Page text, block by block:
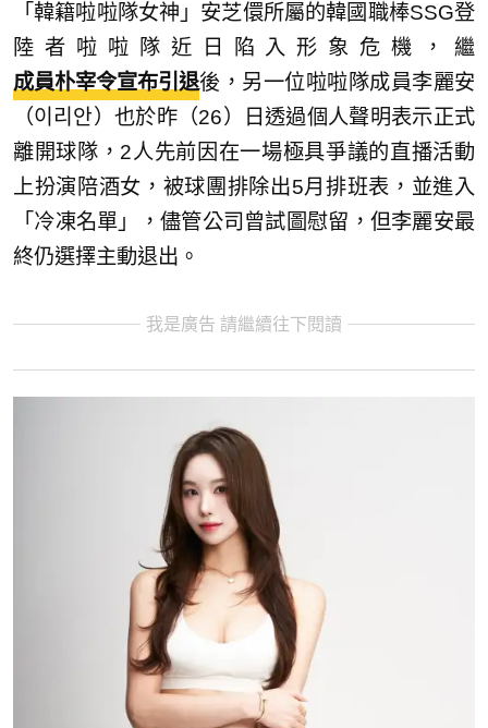
「韓籍啦啦隊女神」安芝儇所屬的韓國職棒SSG登
陸者啦啦隊近日陷入形象危機，繼
成員朴宰令宣布引退後，另一位啦啦隊成員李麗安
（이리안）也於昨（26）日透過個人聲明表示正式
離開球隊，2人先前因在一場極具爭議的直播活動
上扮演陪酒女，被球團排除出5月排班表，並進入
「冷凍名單」，儘管公司曾試圖慰留，但李麗安最
終仍選擇主動退出。
我是廣告 請繼續往下閱讀